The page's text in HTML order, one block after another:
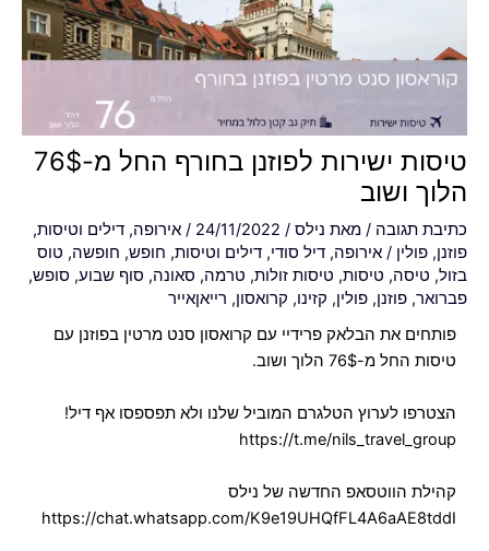
טיסות ישירות לפוזנן בחורף החל מ-76$
הלוך ושוב
כתיבת תגובה / מאת נילס /
24/11/2022
/ אירופה, דילים וטיסות,
פוזנן, פולין / אירופה, דיל סודי, דילים וטיסות, חופש, חופשה, טוס
בזול, טיסה, טיסות, טיסות זולות, טרמה, סאונה, סוף שבוע, סופש,
פברואר, פוזנן, פולין, קזינו, קרואסון, רייאןאייר
פותחים את הבלאק פרידיי עם קרואסון סנט מרטין בפוזנן עם
טיסות החל מ-76$ הלוך ושוב.
הצטרפו לערוץ הטלגרם המוביל שלנו ולא תפספסו אף דיל!
https://t.me/nils_travel_group
קהילת הווטסאפ החדשה של נילס
https://chat.whatsapp.com/K9e19UHQfFL4A6aAE8tddI